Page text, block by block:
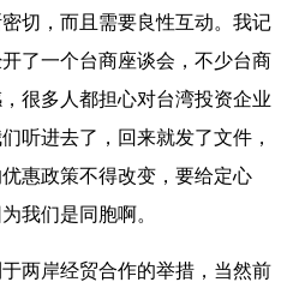
切，而且需要良性互动。我记
了一个台商座谈会，不少台商
很多人都担心对台湾投资企业
听进去了，回来就发了文件，
惠政策不得改变，要给定心
我们是同胞啊。
岸经贸合作的举措，当然前